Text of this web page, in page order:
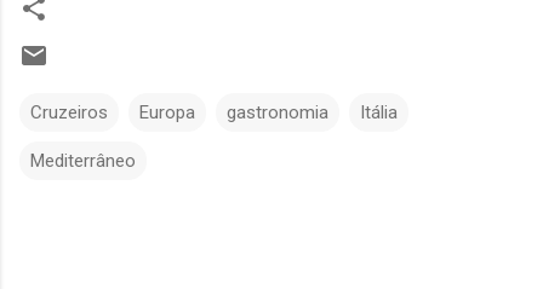
Cruzeiros Europa gastronomia Itália
Mediterrâneo